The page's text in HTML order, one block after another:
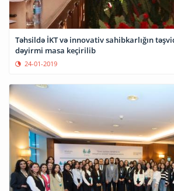
Təhsildə İKT və innovativ sahibkarlığın
dəyirmi masa keçirilib
24-01-2019